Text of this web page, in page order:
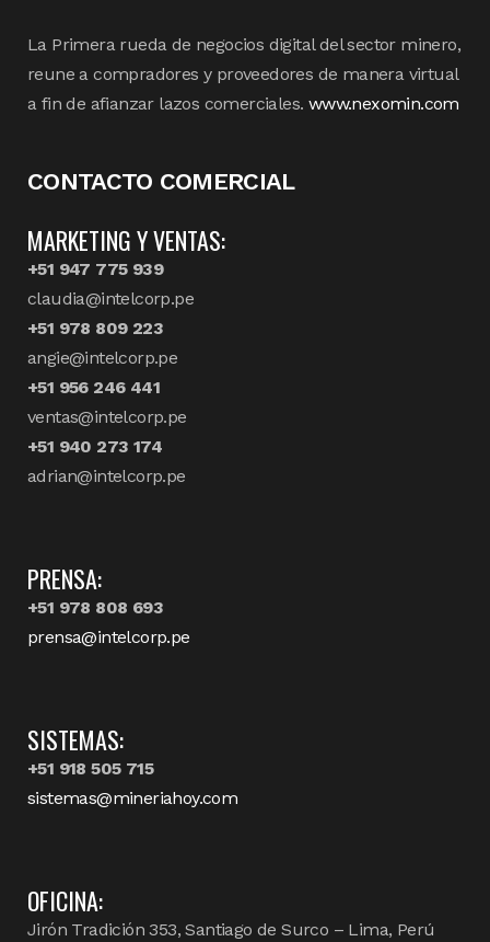
La Primera rueda de negocios digital del sector minero,
reune a compradores y proveedores de manera virtual
a fin de afianzar lazos comerciales. www.nexomin.com
CONTACTO COMERCIAL
MARKETING Y VENTAS:
+51 947 775 939
claudia@intelcorp.pe
+51 978 809 223
angie@intelcorp.pe
+51 956 246 441
ventas@intelcorp.pe
+51 940 273 174
adrian@intelcorp.pe
PRENSA:
+51 978 808 693
prensa@intelcorp.pe
SISTEMAS:
+51 918 505 715
sistemas@mineriahoy.com
OFICINA:
Jirón Tradición 353, Santiago de Surco – Lima, Perú